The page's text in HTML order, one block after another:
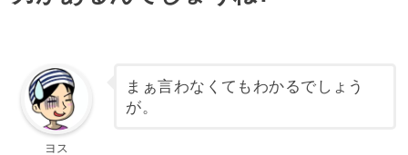
ヨス
まぁ言わなくてもわかるでしょう
が。